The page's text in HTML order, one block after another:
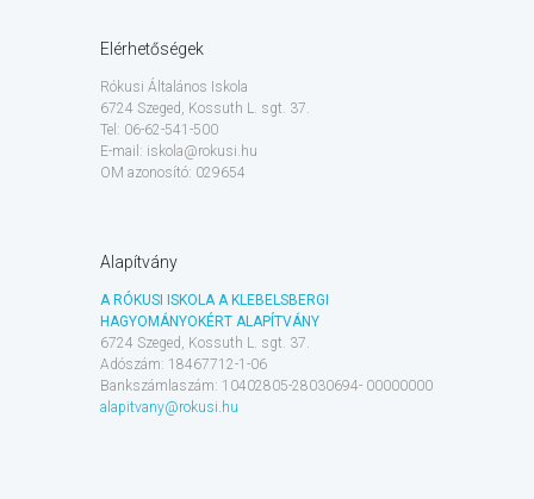
Elérhetőségek
Rókusi Általános Iskola
6724 Szeged, Kossuth L. sgt. 37.
Tel: 06-62-541-500
E-mail: iskola@rokusi.hu
OM azonosító: 029654
Alapítvány
A RÓKUSI ISKOLA A KLEBELSBERGI
HAGYOMÁNYOKÉRT ALAPÍTVÁNY
6724 Szeged, Kossuth L. sgt. 37.
Adószám: 18467712-1-06
Bankszámlaszám: 10402805-28030694- 00000000
alapitvany@rokusi.hu